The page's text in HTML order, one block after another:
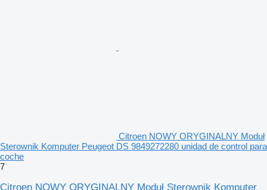
Citroen NOWY ORYGINALNY Moduł
Sterownik Komputer Peugeot DS 9849272280 unidad de control para
coche
7
Citroen NOWY ORYGINALNY Moduł Sterownik Komputer